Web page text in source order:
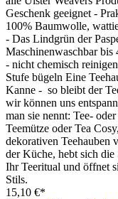
Geschenk geeignet -
100% Baumwolle,
- Das Lindgrün der
Maschinenwaschbar
- nicht chemisch
Stufe bügeln Eine
Kanne - so bleibt der
wir können uns
man sie nennt: Tee-
Teemütze oder Tea
dekorativen Teehauben
der Küche, hebt sich
Ihr Teeritual und öffnet
Stils.
15,10 €*